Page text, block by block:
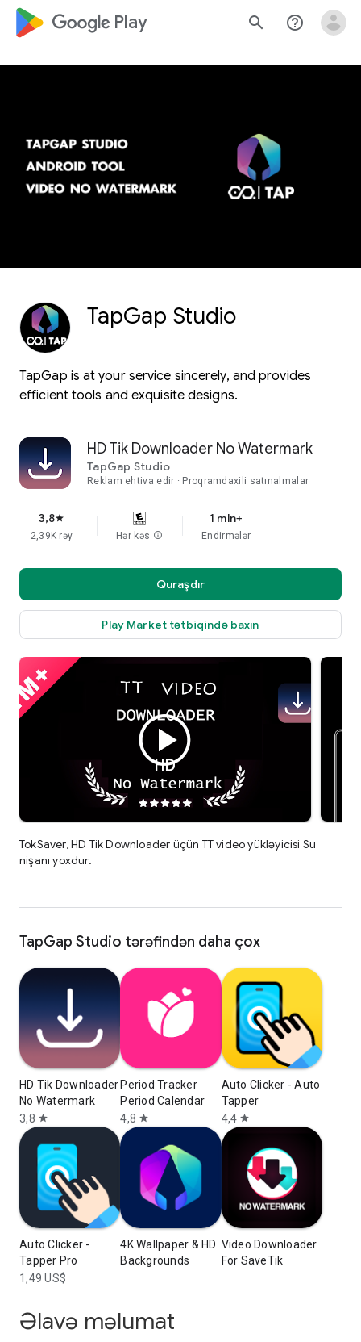
google_logo Play search help_outline
TapGap Studio
TapGap is at your service sincerely, and provides
efficient tools and exquisite designs.
HD Tik Downloader No Watermark
TapGap Studio
Reklam ehtiva edir Proqramdaxili satınalmalar
3,8star
2,39K rəy Hər kəs info
1 mln+
Endirmələr
Quraşdır
Play Market tətbiqində baxın
TokSaver, HD Tik Downloader üçün TT video yükləyicisi Su
nişanı yoxdur.
TapGap Studio tərəfindən daha çox
HD Tik Downloader
No Watermark
3,8 star
Period Tracker
Period Calendar
4,8 star
Auto Clicker - Auto
Tapper
4,4 star
Auto Clicker -
Tapper Pro
1,49 US$
4K Wallpaper & HD
Backgrounds
Video Downloader
For SaveTik
Əlavə məlumat